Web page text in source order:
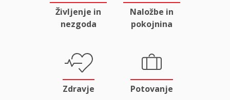
Življenje in
nezgoda
Naložbe in
pokojnina
Zdravje Potovanje